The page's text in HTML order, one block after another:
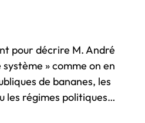
pour décrire M. André
» comme on en
de bananes, les
les régimes politiques…